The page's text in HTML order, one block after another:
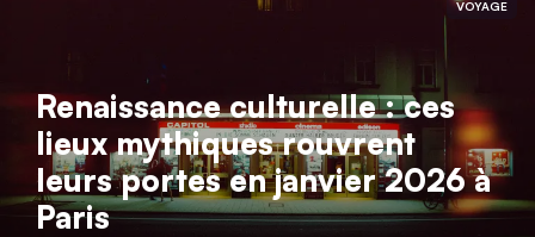
VOYAGE
Renaissance culturelle : ces
lieux mythiques rouvrent
leurs portes en janvier 2026 à
Paris